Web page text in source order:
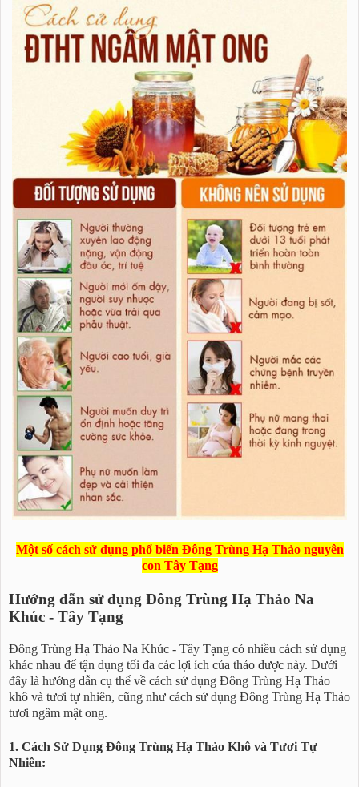
Một số cách sử dụng phổ biến Đông Trùng Hạ Thảo nguyên
con Tây Tạng
Hướng dẫn sử dụng Đông Trùng Hạ Thảo Na
Khúc - Tây Tạng
Đông Trùng Hạ Thảo Na Khúc - Tây Tạng có nhiều cách sử dụng
khác nhau để tận dụng tối đa các lợi ích của thảo dược này. Dưới
đây là hướng dẫn cụ thể về cách sử dụng Đông Trùng Hạ Thảo
khô và tươi tự nhiên, cũng như cách sử dụng Đông Trùng Hạ Thảo
tươi ngâm mật ong.
1. Cách Sử Dụng Đông Trùng Hạ Thảo Khô và Tươi Tự
Nhiên: